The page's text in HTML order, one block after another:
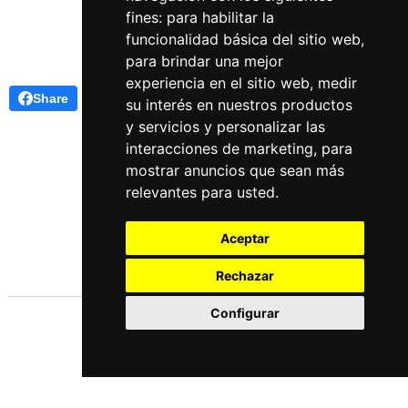
fines: para habilitar la
funcionalidad básica del sitio web,
para brindar una mejor
experiencia en el sitio web, medir
su interés en nuestros productos
y servicios y personalizar las
interacciones de marketing, para
mostrar anuncios que sean más
relevantes para usted.
Aceptar
Rechazar
Configurar
Share
Idiomas